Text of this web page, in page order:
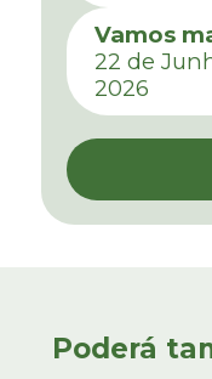
Vamos
22 de
2026
Poderá